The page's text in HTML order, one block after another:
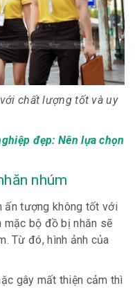
chất lượng tốt và uy
đẹp: Nên lựa chọn
nhúm
ấn tượng không tốt với
mặc bộ đồ bị nhăn sẽ
Từ đó, hình ảnh của
gây mất thiện cảm thì